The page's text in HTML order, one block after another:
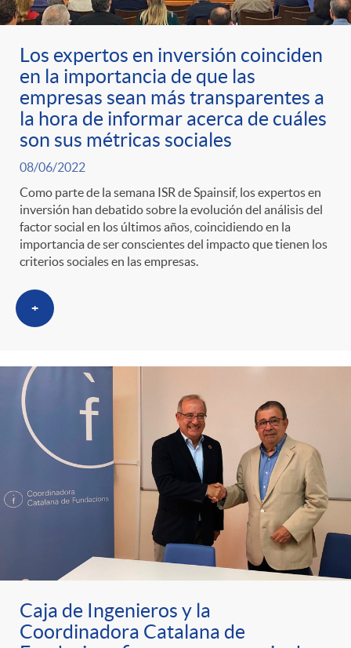
o
r
i
a
s
Los expertos en inversión coinciden
en la importancia de que las
empresas sean más transparentes a
la hora de informar acerca de cuáles
son sus métricas sociales
08/06/2022
Como parte de la semana ISR de Spainsif, los expertos en
inversión han debatido sobre la evolución del análisis del
factor social en los últimos años, coincidiendo en la
importancia de ser conscientes del impacto que tienen los
criterios sociales en las empresas.
+
Caja de Ingenieros y la
Coordinadora Catalana de